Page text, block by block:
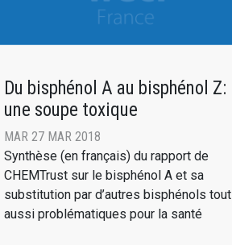
Du bisphénol A au bisphénol Z:
une soupe toxique
MAR 27 MAR 2018
Synthèse (en français) du rapport de
CHEMTrust sur le bisphénol A et sa
substitution par d’autres bisphénols tout
aussi problématiques pour la santé